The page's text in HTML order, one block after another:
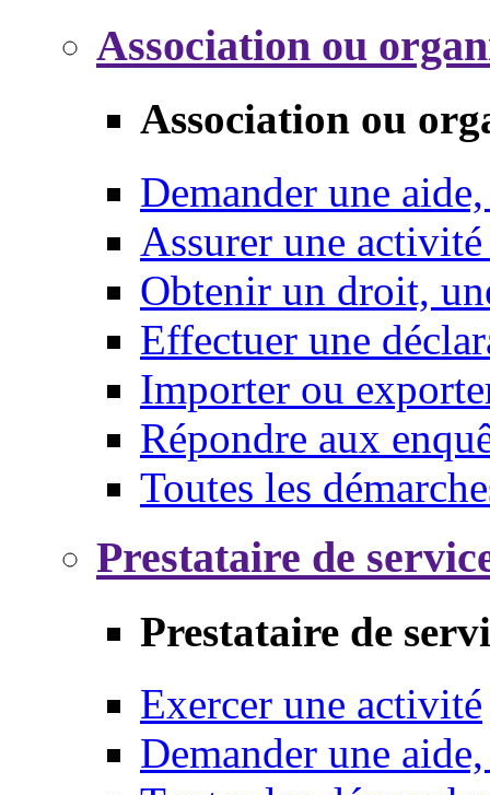
Association ou
Association ou
Demander une
Assurer une
Obtenir un droit,
Effectuer une
Importer ou
Répondre aux
Toutes les
Prestataire de
Prestataire de
Exercer une activité
Demander une